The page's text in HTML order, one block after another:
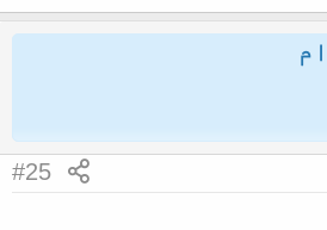
#25